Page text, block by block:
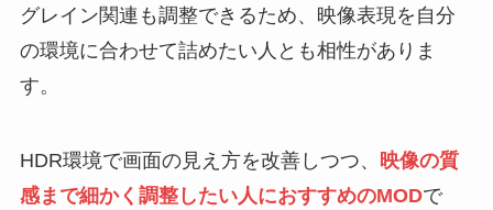
グレイン関連も調整できるため、映像表現を自分
の環境に合わせて詰めたい人とも相性がありま
す。
HDR環境で画面の見え方を改善しつつ、
映像の質
感まで細かく調整したい人におすすめのMODで